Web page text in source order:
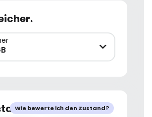
Wie bewerte ich den Zustand?